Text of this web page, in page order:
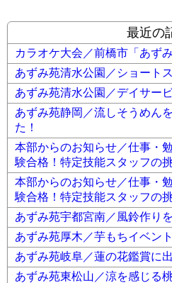
最近の
カラオケ大会／前橋市「あずみ
あずみ苑清水公園／ショート
あずみ苑清水公園／デイサー
あずみ苑静岡／流しそうめん
た！
本部からのお知らせ／仕事・
験合格！特定技能スタッフの
本部からのお知らせ／仕事・
験合格！特定技能スタッフの
あずみ苑宇都宮南／風鈴作り
あずみ苑厚木／芋もちイベン
あずみ苑岐阜／蓮の花鑑賞に
あずみ苑東松山／涼を感じる